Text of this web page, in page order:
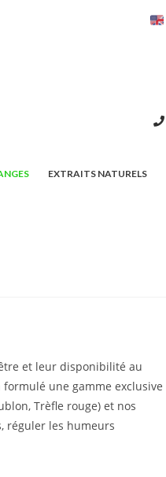
EXTRAITS NATURELS
et leur disponibilité au
formulé une gamme exclusive
Trèfle rouge) et nos
réguler les humeurs